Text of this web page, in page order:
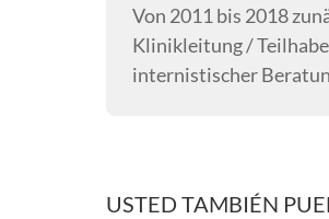
Von 2011 bis 2018
Klinikleitung /
internistischer
USTED TAMBIÉN